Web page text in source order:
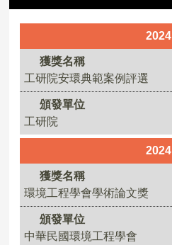
2024
獲獎名稱
工研院安環典範案例評選
頒發單位
工研院
2024
獲獎名稱
環境工程學會學術論文獎
頒發單位
中華民國環境工程學會